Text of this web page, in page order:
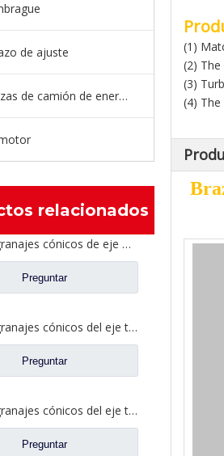
de ajuste
Nuevas piezas de camión de energía
relacionados
Par de engranajes cónicos de eje medio 27/18 para repuestos de camiones Ankai & BENZ Axle Foton Auman HFF2502040/41CK1BZ
Preguntar
Par de engranajes cónicos del eje trasero 21/28 para piezas de repuesto de camiones Ankai & BENZ Axle Foton Auman HFF2402038/39CK1BZ
Preguntar
Par de engranajes cónicos del eje trasero 18/27 para piezas de repuesto de camiones Ankai & BENZ Axle Foton Auman HFF2402040/41CK1BZ
Preguntar
(1)
(2)
(3)
(4)